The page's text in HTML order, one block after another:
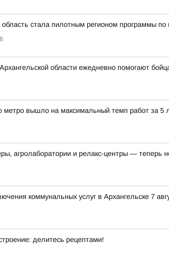
область стала пилотным регионом программы
области ежедневно помогают
метро вышло на максимальный темп работ за 5
агролаборатории и релакс-центры — теперь
коммунальных услуг в Архангельске 7
делитесь рецептами!